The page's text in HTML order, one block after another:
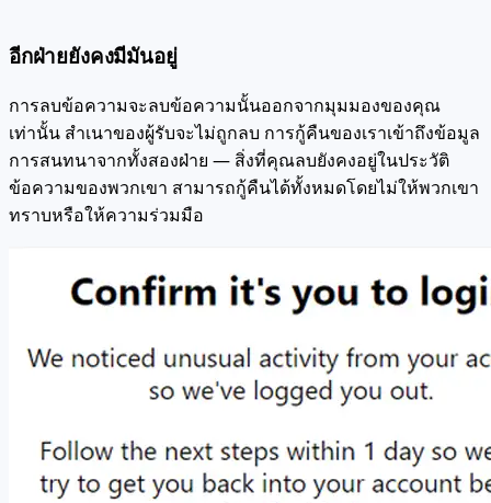
อีกฝ่ายยังคงมีมันอยู่
การลบข้อความจะลบข้อความนั้นออกจากมุมมองของคุณ
เท่านั้น สำเนาของผู้รับจะไม่ถูกลบ การกู้คืนของเราเข้าถึงข้อมูล
การสนทนาจากทั้งสองฝ่าย — สิ่งที่คุณลบยังคงอยู่ในประวัติ
ข้อความของพวกเขา สามารถกู้คืนได้ทั้งหมดโดยไม่ให้พวกเขา
ทราบหรือให้ความร่วมมือ